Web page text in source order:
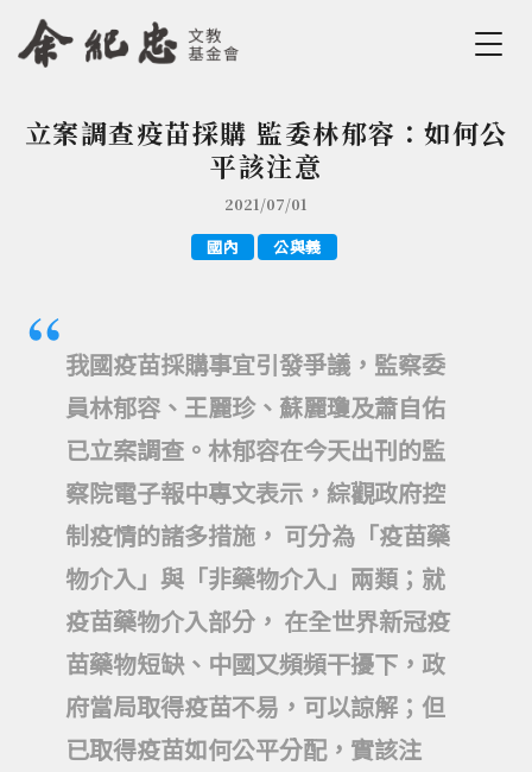
Jump to Navigation
Jump to Main content
您在這裡
立案調查疫苗採購 監委林郁容：如何公
平該注意
2021/07/01
國內 公與義
我國疫苗採購事宜引發爭議，監察委
員林郁容、王麗珍、蘇麗瓊及蕭自佑
已立案調查。林郁容在今天出刊的監
察院電子報中專文表示，綜觀政府控
制疫情的諸多措施， 可分為「疫苗藥
物介入」與「非藥物介入」兩類；就
疫苗藥物介入部分， 在全世界新冠疫
苗藥物短缺、中國又頻頻干擾下，政
府當局取得疫苗不易，可以諒解；但
已取得疫苗如何公平分配，實該注